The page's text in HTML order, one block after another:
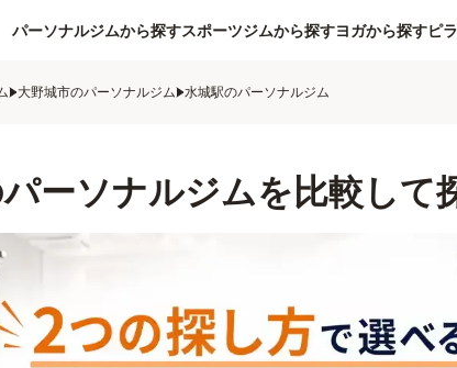
パーソナルジムから探すスポーツジムから探すヨガから探すピ
大野城市のパーソナルジム 水城駅のパーソナルジム
ーソナルジムを比較して